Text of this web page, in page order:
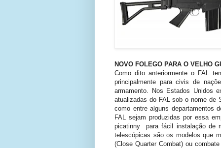
NOVO FOLEGO PARA O VELHO
Como dito anteriormente o FAL
principalmente para civis de
armamento. Nos Estados Unidos
atualizadas do FAL sob o nome de
como entre alguns departamentos
FAL sejam produzidas por essa
picatinny para fácil instalação de
telescópicas são os modelos que
(Close Quarter Combat) ou